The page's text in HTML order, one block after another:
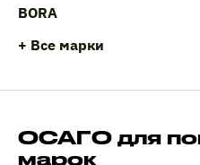
BORA
+ Все марки
ОСАГО для
марок